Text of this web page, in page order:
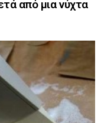
από μια νύχτα